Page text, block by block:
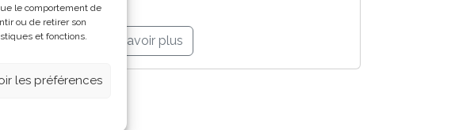
le comportement de
ou de retirer son
et fonctions.
les préférences
En savoir plus